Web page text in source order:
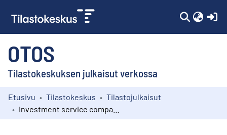
OTOS
Tilastokeskuksen julkaisut verkossa
Kokoelmat
Etusivu Tilastokeskus
Tilastojulkaisut